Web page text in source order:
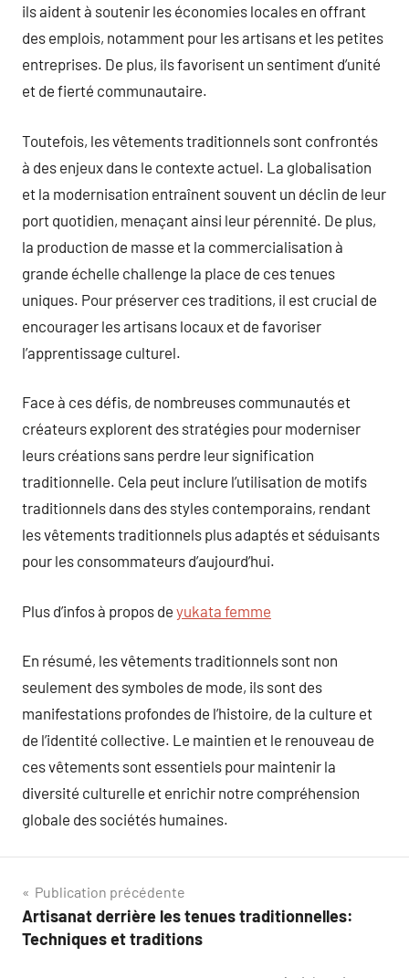
ils aident à soutenir les économies locales en offrant
des emplois, notamment pour les artisans et les petites
entreprises. De plus, ils favorisent un sentiment d’unité
et de fierté communautaire.
Toutefois, les vêtements traditionnels sont confrontés
à des enjeux dans le contexte actuel. La globalisation
et la modernisation entraînent souvent un déclin de leur
port quotidien, menaçant ainsi leur pérennité. De plus,
la production de masse et la commercialisation à
grande échelle challenge la place de ces tenues
uniques. Pour préserver ces traditions, il est crucial de
encourager les artisans locaux et de favoriser
l’apprentissage culturel.
Face à ces défis, de nombreuses communautés et
créateurs explorent des stratégies pour moderniser
leurs créations sans perdre leur signification
traditionnelle. Cela peut inclure l’utilisation de motifs
traditionnels dans des styles contemporains, rendant
les vêtements traditionnels plus adaptés et séduisants
pour les consommateurs d’aujourd’hui.
Plus d’infos à propos de yukata femme
En résumé, les vêtements traditionnels sont non
seulement des symboles de mode, ils sont des
manifestations profondes de l’histoire, de la culture et
de l’identité collective. Le maintien et le renouveau de
ces vêtements sont essentiels pour maintenir la
diversité culturelle et enrichir notre compréhension
globale des sociétés humaines.
Navigation
de
Publication précédente
Artisanat derrière les tenues traditionnelles:
Techniques et traditions